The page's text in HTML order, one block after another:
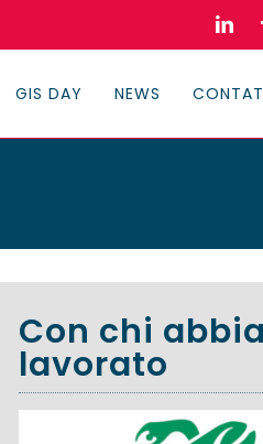
GIS DAY NEWS
Con chi
lavorato